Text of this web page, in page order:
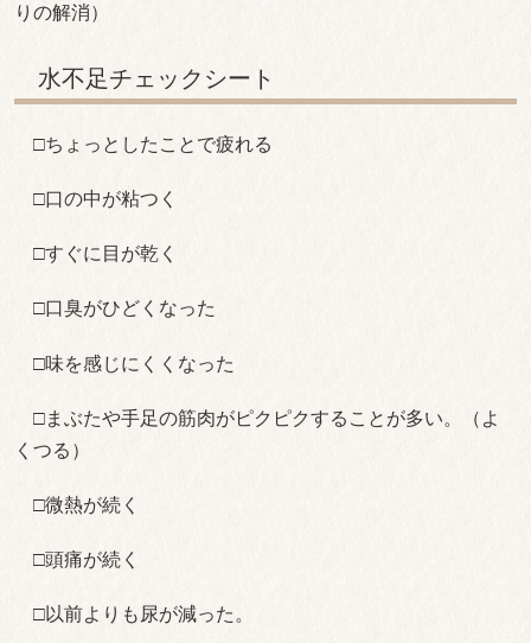
りの解消）
水不足チェックシート
□ちょっとしたことで疲れる
□口の中が粘つく
□すぐに目が乾く
□口臭がひどくなった
□味を感じにくくなった
□まぶたや手足の筋肉がピクピクすることが多い。（よ
くつる）
□微熱が続く
□頭痛が続く
□以前よりも尿が減った。